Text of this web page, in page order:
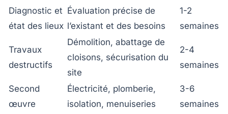
Diagnostic et
état des lieux
Évaluation précise de
l’existant et des besoins
1-2
semaines
Travaux
destructifs
Démolition, abattage de
cloisons, sécurisation du
site
2-4
semaines
Second
œuvre
Électricité, plomberie,
isolation, menuiseries
3-6
semaines